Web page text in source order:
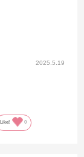
2025.5.19
Like! 0